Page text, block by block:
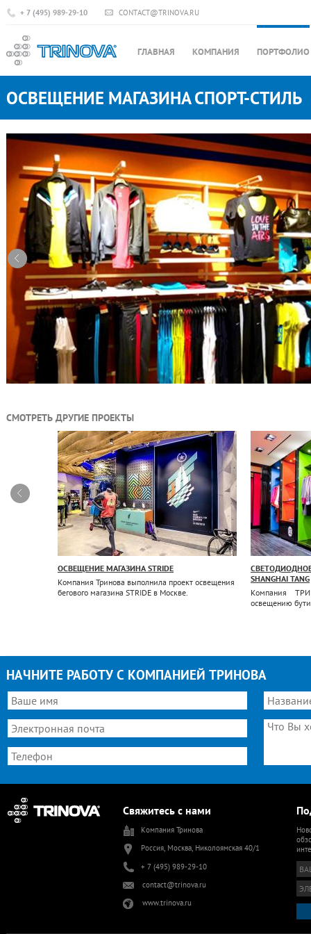
+ 7 (495) 989-29-10 CONTACT@TRINOVA.RU
ГЛАВНАЯ КОМПАНИЯ ПОРТФОЛИО
ОСВЕЩЕНИЕ МАГАЗИНА СПОРТ-СТИЛЬ
СМОТРЕТЬ ДРУГИЕ ПРОЕКТЫ
ОСВЕЩЕНИЕ МАГАЗИНА STRIDE
Компания Тринова выполнила проект освещения
бегового магазина STRIDE в Москве.
SHANGHAI TANG
Компания
освещению
НАЧНИТЕ РАБОТУ С КОМПАНИЕЙ ТРИНОВА
Свяжитесь с нами
Компания Тринова
Россия, Москва, Николоямская 40/1
+ 7 (495) 989-29-10
contact@trinova.ru
www.trinova.ru